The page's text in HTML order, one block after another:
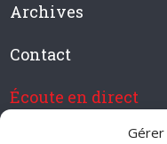
Archives
Contact
Écoute en direct